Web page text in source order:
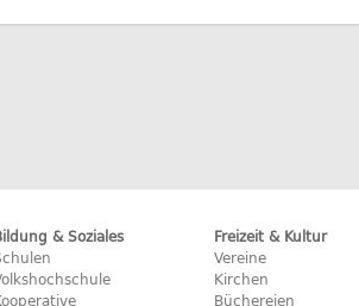
& Soziales
Freizeit & Kultur
Vereine
Kirchen
Büchereien